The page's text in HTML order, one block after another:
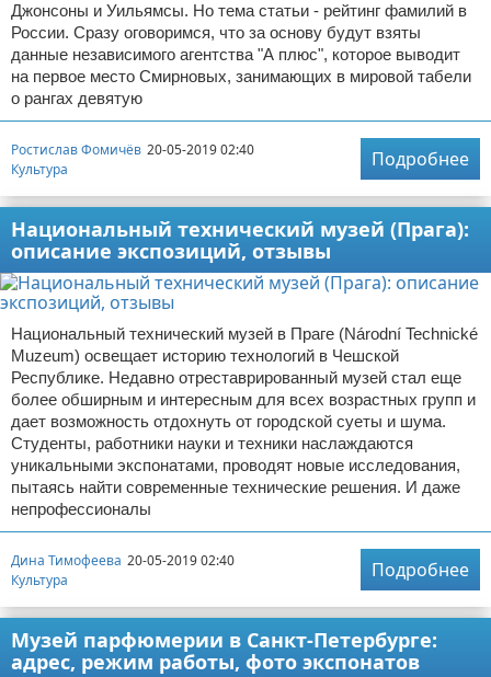
Джонсоны и Уильямсы. Но тема статьи - рейтинг фамилий в
России. Сразу оговоримся, что за основу будут взяты
данные независимого агентства "А плюс", которое выводит
на первое место Смирновых, занимающих в мировой табели
о рангах девятую
Ростислав Фомичёв 20-05-2019 02:40
Культура
Подробнее
Национальный технический музей (Прага):
описание экспозиций, отзывы
Национальный технический музей в Праге (Národní Technické
Muzeum) освещает историю технологий в Чешской
Республике. Недавно отреставрированный музей стал еще
более обширным и интересным для всех возрастных групп и
дает возможность отдохнуть от городской суеты и шума.
Студенты, работники науки и техники наслаждаются
уникальными экспонатами, проводят новые исследования,
пытаясь найти современные технические решения. И даже
непрофессионалы
Дина Тимофеева 20-05-2019 02:40
Культура
Подробнее
Музей парфюмерии в Санкт-Петербурге:
адрес, режим работы, фото экспонатов